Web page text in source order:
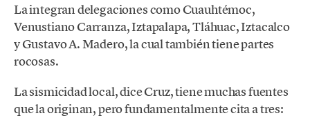
La integran delegaciones como Cuauhtémoc,
Venustiano Carranza, Iztapalapa, Tláhuac, Iztacalco
y Gustavo A. Madero, la cual también tiene partes
rocosas.
La sismicidad local, dice Cruz, tiene muchas fuentes
que la originan, pero fundamentalmente cita a tres: